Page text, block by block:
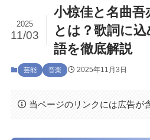
小椋佳と名曲
とは？歌詞に
語を徹底解説
2025
11/03
芸能 音楽 2025年11月3日
当ページのリンクには広告が